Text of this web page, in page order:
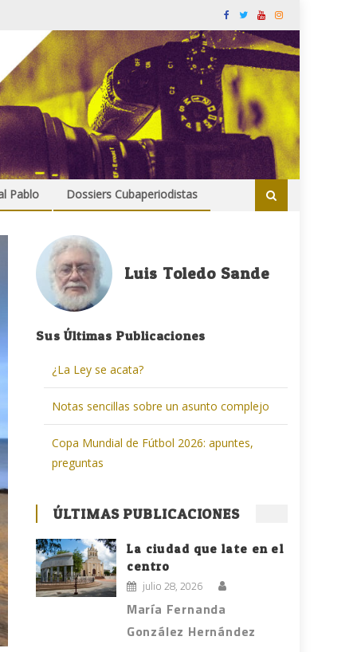
Pablo Dossiers Cubaperiodistas
Luis Toledo Sande
Sus Últimas Publicaciones
¿La Ley se acata?
Notas sencillas sobre un asunto complejo
Copa Mundial de Fútbol 2026: apuntes,
preguntas
ÚLTIMAS PUBLICACIONES
La ciudad que late en el
centro
julio 28, 2026
María Fernanda
González Hernández